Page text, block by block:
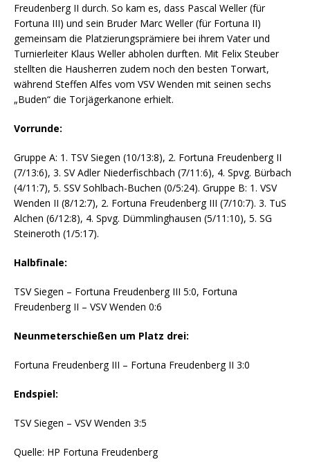
Freudenberg II durch. So kam es, dass Pascal Weller (für
Fortuna III) und sein Bruder Marc Weller (für Fortuna II)
gemeinsam die Platzierungsprämiere bei ihrem Vater und
Turnierleiter Klaus Weller abholen durften. Mit Felix Steuber
stellten die Hausherren zudem noch den besten Torwart,
während Steffen Alfes vom VSV Wenden mit seinen sechs
„Buden“ die Torjägerkanone erhielt.
Vorrunde:
Gruppe A: 1. TSV Siegen (10/13:8), 2. Fortuna Freudenberg II
(7/13:6), 3. SV Adler Niederfischbach (7/11:6), 4. Spvg. Bürbach
(4/11:7), 5. SSV Sohlbach-Buchen (0/5:24). Gruppe B: 1. VSV
Wenden II (8/12:7), 2. Fortuna Freudenberg III (7/10:7). 3. TuS
Alchen (6/12:8), 4. Spvg. Dümmlinghausen (5/11:10), 5. SG
Steineroth (1/5:17).
Halbfinale:
TSV Siegen – Fortuna Freudenberg III 5:0, Fortuna
Freudenberg II – VSV Wenden 0:6
Neunmeterschießen um Platz drei:
Fortuna Freudenberg III – Fortuna Freudenberg II 3:0
Endspiel:
TSV Siegen – VSV Wenden 3:5
Quelle: HP Fortuna Freudenberg